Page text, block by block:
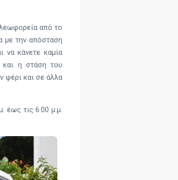
από το
με την απόσταση
να κάνετε καμία
και η στάση του
φέρι και σε άλλα
έως τις 6:00 μ.μ.